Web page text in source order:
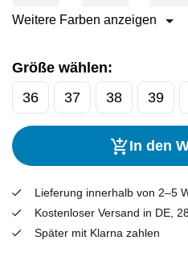
Weitere Farben anzeigen
Größe wählen:
36
37 38 39
In den
Lieferung innerhalb von 2–5
Kostenloser Versand in DE,
Später mit Klarna zahlen